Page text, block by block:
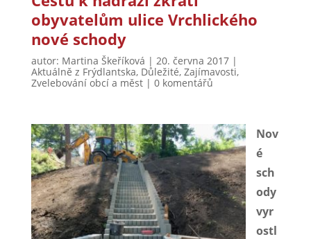
obyvatelům ulice Vrchlického
nové schody
autor: Martina Škeříková | 20. června 2017|
Aktuálně z Frýdlantska, Důležité, Zajímavosti,
Zvelebování obcí a měst| 0 komentářů
Nov
é
sch
ody
vyr
ostl